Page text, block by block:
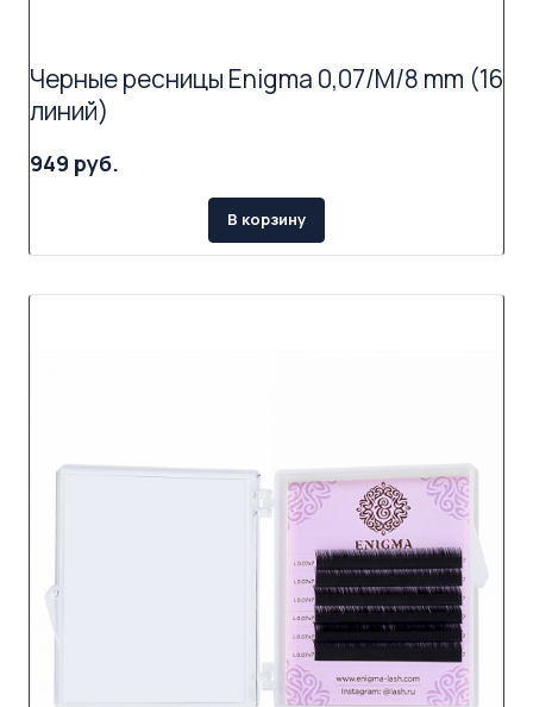
Черные ресницы Enigma 0,07/M/8 mm (16
линий)
949 руб.
В корзину